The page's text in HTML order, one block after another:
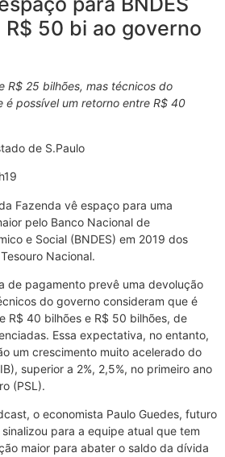
50 bi ao governo
R$ 25 bilhões, mas técnicos do
é possível um retorno entre R$ 40
de S.Paulo
Fazenda vê espaço para uma
pelo Banco Nacional de
e Social (BNDES) em 2019 dos
Nacional.
de pagamento prevê uma devolução
do governo consideram que é
R$ 40 bilhões e R$ 50 bilhões, de
Essa expectativa, no entanto,
um crescimento muito acelerado do
superior a 2%, 2,5%, no primeiro ano
(PSL).
o economista Paulo Guedes, futuro
para a equipe atual que tem
maior para abater o saldo da dívida